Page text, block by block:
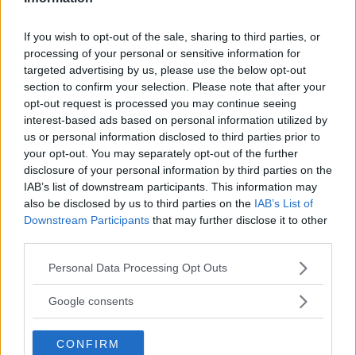
If you wish to opt-out of the sale, sharing to third parties, or
processing of your personal or sensitive information for
targeted advertising by us, please use the below opt-out
section to confirm your selection. Please note that after your
opt-out request is processed you may continue seeing
interest-based ads based on personal information utilized by
us or personal information disclosed to third parties prior to
your opt-out. You may separately opt-out of the further
disclosure of your personal information by third parties on the
IAB’s list of downstream participants. This information may
also be disclosed by us to third parties on the IAB’s List of
Downstream Participants that may further disclose it to other
Please note that this website/app uses one or more Google
not limited to your visit or usage behaviour. You may click to
use your data for below specified purposes in below Google
consent section.
Personal Data Processing Opt Outs
Google consents
CONFIRM
bältesförlängare?
BILFRÅGAN 23 september 2025 Vi Bilägare svarar.
0 kommentarer Gasa (1) Bromsa (8)
Parkeringsförbud bara
på vardagar?
BILFRÅGAN 3 september 2025 Vi Bilägare svarar.
0 kommentarer Gasa (3) Bromsa (1)
Vad är bäst: 95 eller 98
oktan?
BILFRÅGAN 25 augusti 2025